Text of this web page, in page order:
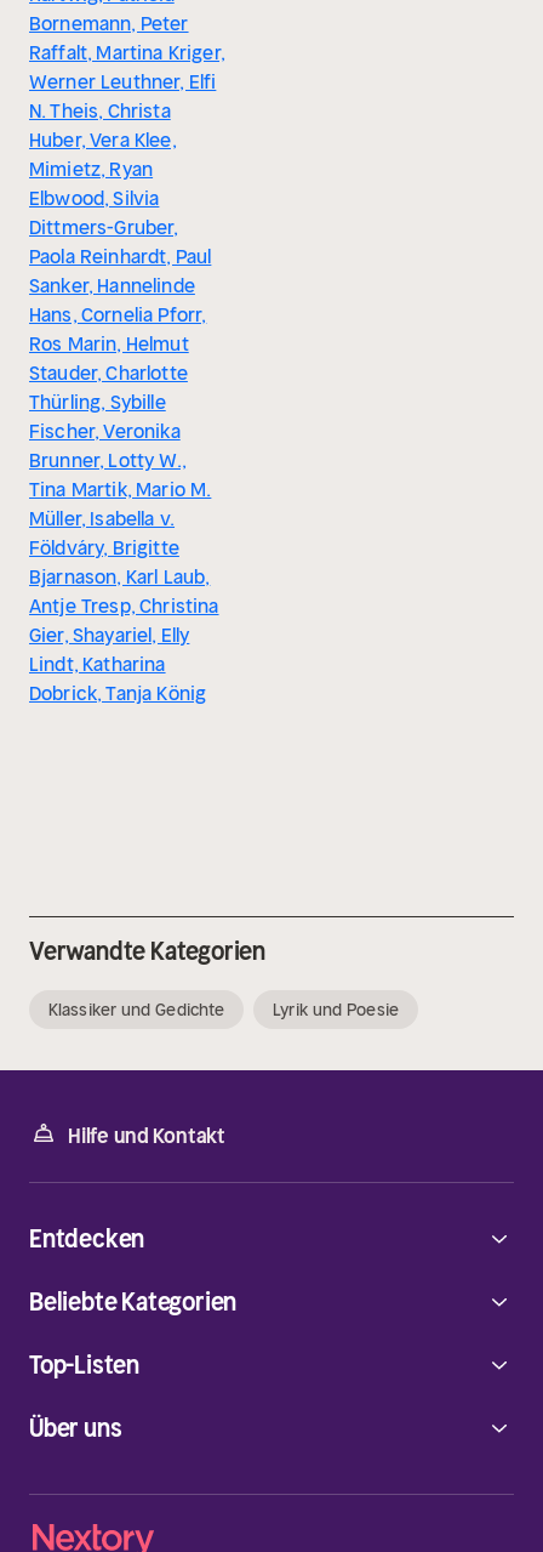
Bornemann, Peter
Raffalt, Martina Kriger,
Werner Leuthner, Elfi
N. Theis, Christa
Huber, Vera Klee,
Mimietz, Ryan
Elbwood, Silvia
Dittmers-Gruber,
Paola Reinhardt, Paul
Sanker, Hannelinde
Hans, Cornelia Pforr,
Ros Marin, Helmut
Stauder, Charlotte
Thürling, Sybille
Fischer, Veronika
Brunner, Lotty W.,
Tina Martik, Mario M.
Müller, Isabella v.
Földváry, Brigitte
Bjarnason, Karl Laub,
Antje Tresp, Christina
Gier, Shayariel, Elly
Lindt, Katharina
Dobrick, Tanja König
Verwandte Kategorien
Klassiker und Gedichte Lyrik und Poesie
Hilfe und Kontakt
Über uns
Entdecken
Beliebte Kategorien
Top-Listen